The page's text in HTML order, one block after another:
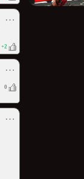
⋯
+2
⋯
0
⋯